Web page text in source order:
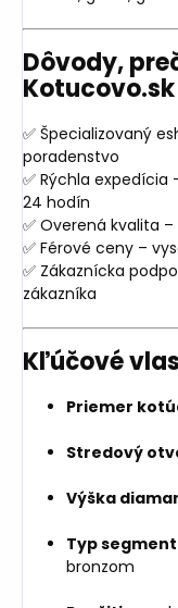
Dôvody,
Kotucovo.sk
✅ Špecializovaný
poradenstvo
✅ Rýchla
24 hodín
✅ Overená kvalita
✅ Férové ceny –
✅ Zákaznícka
zákazníka
Kľúčové
Priemer
Stredový
Výška
Typ
bronzom